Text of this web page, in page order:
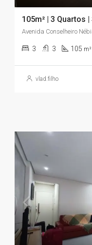
3 3 105 m²
vlad.filho